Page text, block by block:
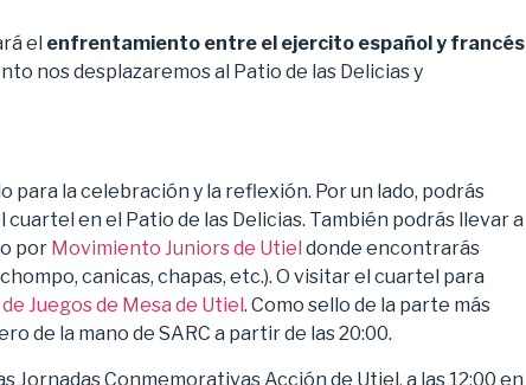
el enfrentamiento entre el ejercito español y francés
nos desplazaremos al Patio de las Delicias y
para la celebración y la reflexión. Por un lado, podrás
en el Patio de las Delicias. También podrás llevar a
por Movimiento Juniors de Utiel donde encontrarás
canicas, chapas, etc.). O visitar el cuartel para
Juegos de Mesa de Utiel . Como sello de la parte más
de la mano de SARC a partir de las 20:00.
Jornadas Conmemorativas Acción de Utiel, a las 12:00 en